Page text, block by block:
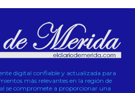
digital confiable y actualizada para
más relevantes en la región de
se compromete a proporcionar una